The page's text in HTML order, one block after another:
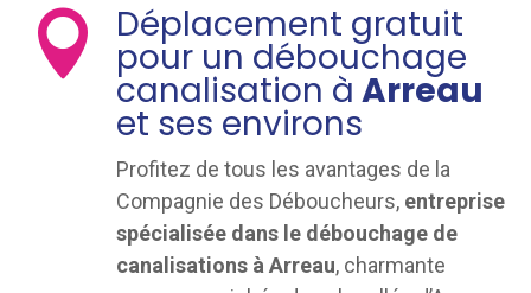
 Déplacement gratuit
pour un débouchage
canalisation à Arreau
et ses environs
Profitez de tous les avantages de la
Compagnie des Déboucheurs, entreprise
spécialisée dans le débouchage de
canalisations à Arreau, charmante